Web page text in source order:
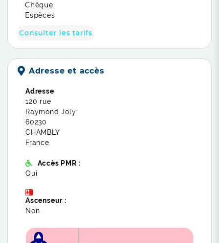
Chèque
Espèces
Consulter les tarifs
Adresse et accès
Adresse
120 rue
Raymond Joly
60230
CHAMBLY
France
Accès PMR :
Oui
Ascenseur :
Non